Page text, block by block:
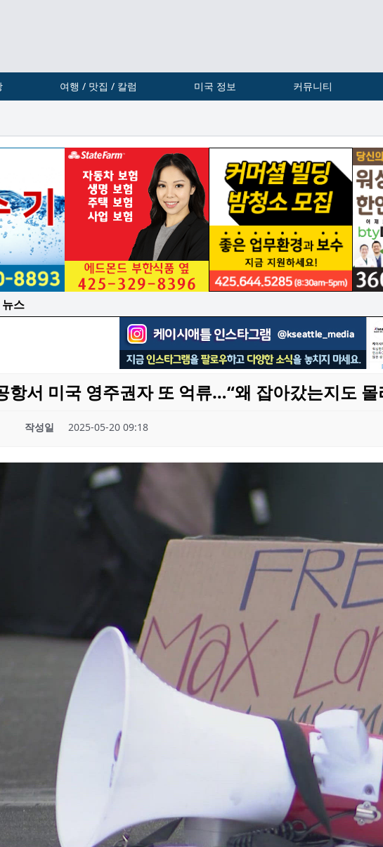
여행 / 맛집 / 칼럼 미국 정보 커뮤니티
스
항서 미국 영주권자 또 억류…“왜 잡아갔는지도 몰
작성일 2025-05-20 09:18